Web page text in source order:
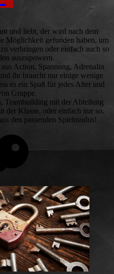
und liebt, der wird nach dem
Möglichkeit gefunden haben, um
verbringen oder einfach auch so
auszupowern.
Action, Spannung, Adrenalin
ihr braucht nur einige wenige
es ein Spaß für jedes Alter und
Gruppe.
Teambuilding mit der Abteilung
der Klasse, oder einfach nur so.
den passenden Spielmodus!